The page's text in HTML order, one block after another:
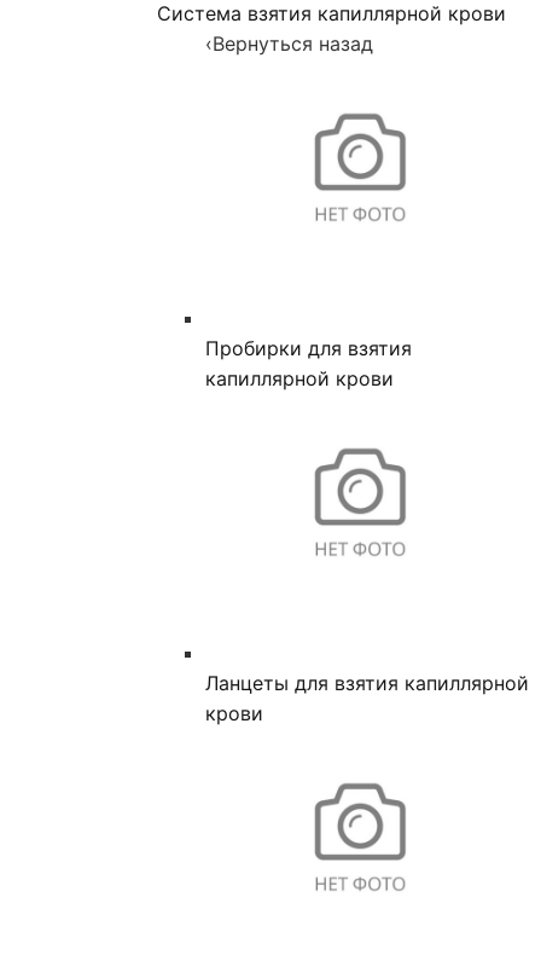
Система взятия капиллярной крови
‹Вернуться назад
Пробирки для взятия
капиллярной крови
Ланцеты для взятия капиллярной
крови